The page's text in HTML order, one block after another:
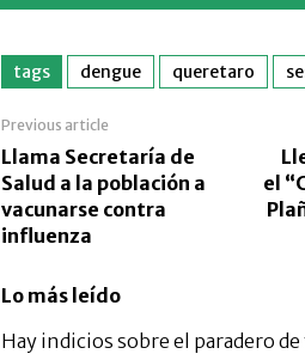
tags dengue queretaro
Previous article
Llama Secretaría de
Salud a la población a
vacunarse contra
influenza
el
Lo más leído
Hay indicios sobre el paradero de